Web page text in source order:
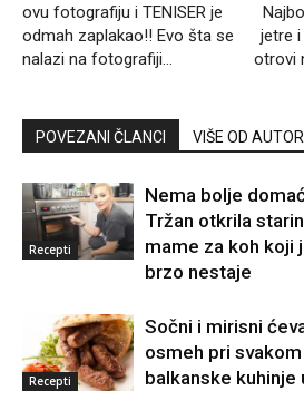
ovu fotografiju i TENISER je
odmah zaplakao!! Evo šta se
nalazi na fotografiji…
jetre
otrovi
POVEZANI ČLANCI VIŠE OD
Recepti
Nema bolje
Tržan otkrila
mame za koh koji
brzo nestaje
Recepti
Sočni i mirisni
osmeh pri
balkanske kuhinje